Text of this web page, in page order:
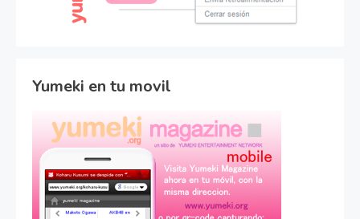
Yumeki en tu movil